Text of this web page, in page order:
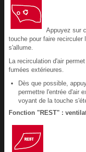
Appuyez sur
touche pour faire recirculer
s'allume.
La recirculation d'air
fumées extérieures.
Dès que possible,
permettre l'entrée d'air
voyant de la touche
Fonction "REST" :